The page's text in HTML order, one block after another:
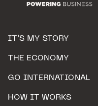
IT’S MY STORY
THE ECONOMY
GO INTERNATIONAL
HOW IT WORKS